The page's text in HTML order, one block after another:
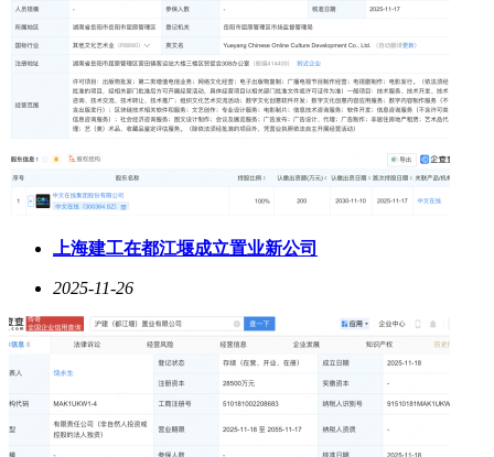
上海建工在都江堰成立置业新公司
2025-11-26